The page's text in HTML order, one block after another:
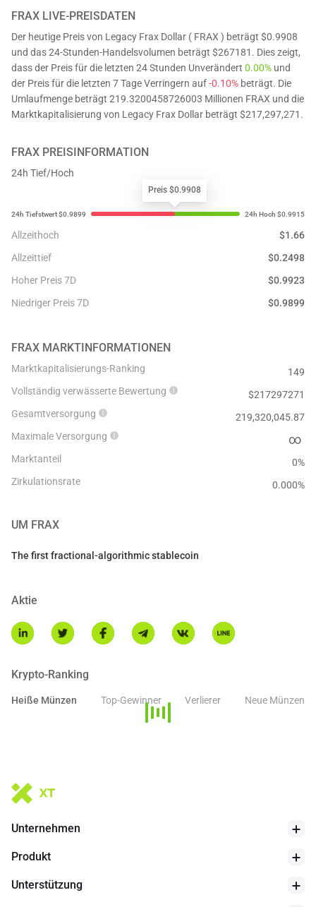
FRAX LIVE-PREISDATEN
Der heutige Preis von Legacy Frax Dollar ( FRAX ) beträgt $0.9908
und das 24-Stunden-Handelsvolumen beträgt $267181. Dies zeigt,
dass der Preis für die letzten 24 Stunden Unverändert 0.00% und
der Preis für die letzten 7 Tage Verringern auf-0.10% beträgt. Die
Umlaufmenge beträgt 219.3200458726003 Millionen FRAX und die
Marktkapitalisierung von Legacy Frax Dollar beträgt $217,297,271.
FRAX PREISINFORMATION
24h Tief/Hoch
Preis $0.9908
Allzeithoch $1.66
Allzeittief
$0.2498
Hoher Preis 7D
$0.9923
Niedriger Preis 7D
$0.9899
FRAX MARKTINFORMATIONEN
Marktkapitalisierungs-Ranking
149
Vollständig verwässerte Bewertung
$217297271
Gesamtversorgung
219,320,045.87
Maximale Versorgung
∞
Marktanteil
0%
Zirkulationsrate
0.000%
UM FRAX
The first fractional-algorithmic stablecoin
Aktie
Krypto-Ranking
Heiße Münzen Top-Gewinner Verlierer Neue Münzen
Unternehmen
Produkt
Unterstützung